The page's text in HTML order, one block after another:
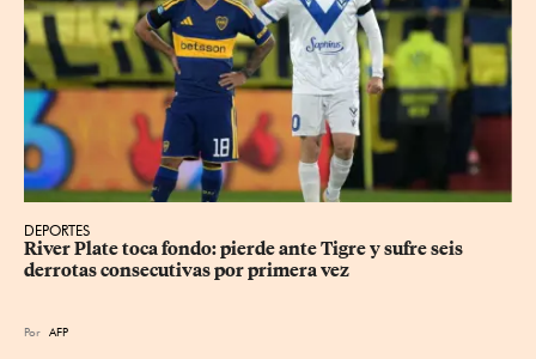
DEPORTES
River Plate toca fondo: pierde ante Tigre y sufre seis
derrotas consecutivas por primera vez
Por AFP